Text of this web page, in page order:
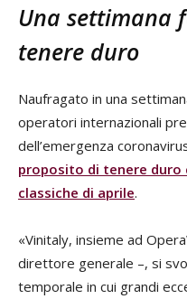
Una settimana
tenere duro
Naufragato in una
operatori internazionali
dell’emergenza
proposito di tenere duro
classiche di aprile.
«Vinitaly, insieme ad
direttore generale –, si
temporale in cui grandi